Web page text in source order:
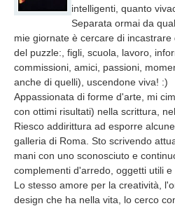
intelligenti, quanto
Separata ormai da
mie giornate è cercare di
del puzzle:, figli, scuola, lavoro,
commissioni, amici, passioni,
anche di quelli), uscendone viva! :)
Appassionata di forme d'arte, mi
con ottimi risultati) nella scrittura,
Riesco addirittura ad esporre
galleria di Roma. Sto scrivendo
mani con uno sconosciuto e
complementi d'arredo, oggetti utili e
Lo stesso amore per la creatività,
design che ha nella vita, lo cerco